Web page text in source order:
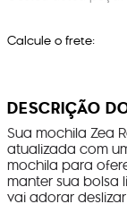
Calcule o frete:
DESCRIÇÃO
Sua mochila Zea
atualizada com
mochila para
manter sua bolsa
vai adorar